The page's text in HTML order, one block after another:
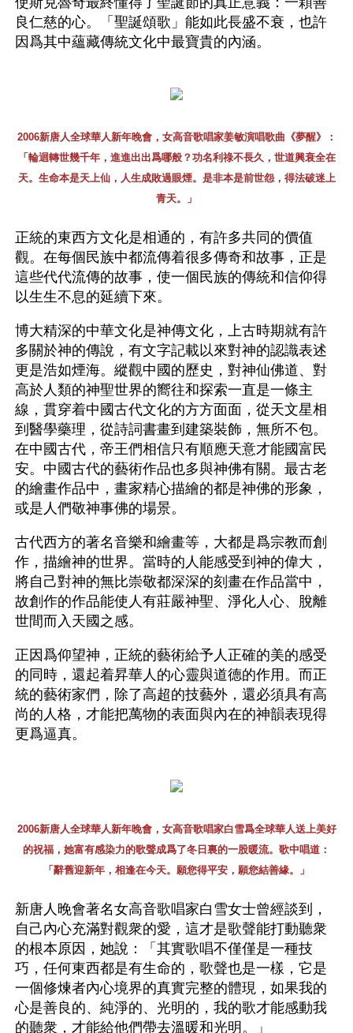
良仁慈的心。「聖誕頌歌」能如此長盛不衰，也許
因爲其中蘊藏傳統文化中最寶貴的內涵。
2006新唐人全球華人新年晚會，女高音歌唱家姜敏演唱歌曲《夢醒》：
「輪迴轉世幾千年，進進出出爲哪般？功名利祿不長久，世道興衰全在
天。生命本是天上仙，人生成敗過眼煙。是非本是前世怨，得法破迷上
青天。」
正統的東西方文化是相通的，有許多共同的價值
觀。在每個民族中都流傳着很多傳奇和故事，正是
這些代代流傳的故事，使一個民族的傳統和信仰得
以生生不息的延續下來。
博大精深的中華文化是神傳文化，上古時期就有許
多關於神的傳說，有文字記載以來對神的認識表述
更是浩如煙海。縱觀中國的歷史，對神仙佛道、對
高於人類的神聖世界的嚮往和探索一直是一條主
線，貫穿着中國古代文化的方方面面，從天文星相
到醫學藥理，從詩詞書畫到建築裝飾，無所不包。
在中國古代，帝王們相信只有順應天意才能國富民
安。中國古代的藝術作品也多與神佛有關。最古老
的繪畫作品中，畫家精心描繪的都是神佛的形象，
或是人們敬神事佛的場景。
古代西方的著名音樂和繪畫等，大都是爲宗教而創
作，描繪神的世界。當時的人能感受到神的偉大，
將自己對神的無比崇敬都深深的刻畫在作品當中，
故創作的作品能使人有莊嚴神聖、淨化人心、脫離
世間而入天國之感。
正因爲仰望神，正統的藝術給予人正確的美的感受
的同時，還起着昇華人的心靈與道德的作用。而正
統的藝術家們，除了高超的技藝外，還必須具有高
尚的人格，才能把萬物的表面與內在的神韻表現得
更爲逼真。
2006新唐人全球華人新年晚會，女高音歌唱家白雪爲全球華人送上美好
的祝福，她富有感染力的歌聲成爲了冬日裏的一股暖流。歌中唱道：
「辭舊迎新年，相逢在今天。願您得平安，願您結善緣。」
新唐人晚會著名女高音歌唱家白雪女士曾經談到，
自己內心充滿對觀衆的愛，這才是歌聲能打動聽衆
的根本原因，她說：「其實歌唱不僅僅是一種技
巧，任何東西都是有生命的，歌聲也是一樣，它是
一個修煉者內心境界的真實完整的體現，如果我的
心是善良的、純淨的、光明的，我的歌才能感動我
的聽衆，才能給他們帶去溫暖和光明。」